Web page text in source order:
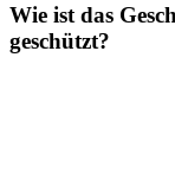
Wie ist das
geschützt?